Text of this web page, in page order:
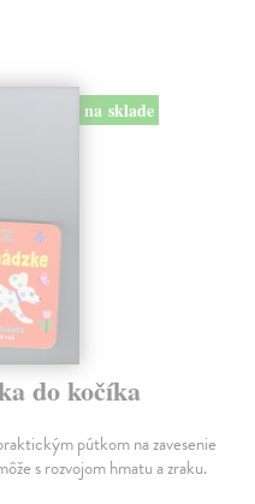
na sklade
do kočíka
pútkom na zavesenie
s rozvojom hmatu a zraku.